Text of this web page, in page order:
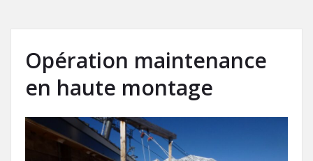
Opération maintenance
en haute montage